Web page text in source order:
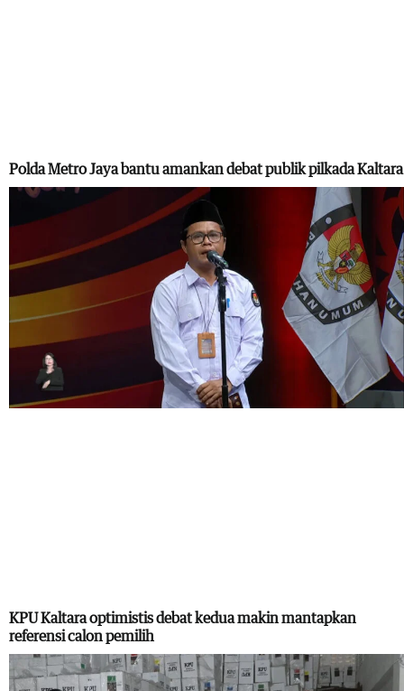
Polda Metro Jaya bantu amankan debat publik pilkada Kaltara
KPU Kaltara optimistis debat kedua makin mantapkan
referensi calon pemilih